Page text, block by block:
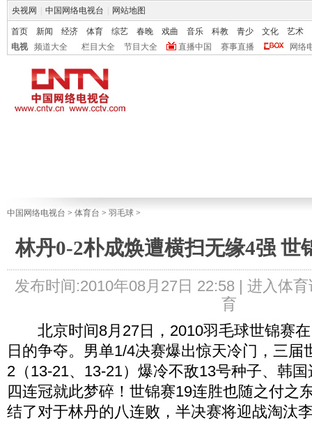
央视网 中国网络电视台 网站地图
首页 新闻 经济 体育 综艺 春晚 戏曲 音乐 科教 青少 文化
艺术
电视
频道大全 栏目大全 节目大全 直播中国 赛事直播 网络
中国网络电视台 > 体育台 > 羽毛球 >
林丹0-2朴成焕遭横扫无缘4强 世
发布时间:2010年08月27日 22:58 | 进入体育
育
北京时间8月27日，2010羽毛球世锦赛在
日的争夺。男单1/4决赛爆出惊天冷门，三届
2（13-21、13-21）爆冷不敌13号种子、韩
四连冠就此梦碎！世锦赛19连胜也随之付之
结了对于林丹的八连败，半决赛将迎战淘汰